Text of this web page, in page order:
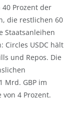
Prozent der
die restlichen 60
Staatsanleihen
USDC hält
und Repos. Die
Mrd. GBP im
4 Prozent.